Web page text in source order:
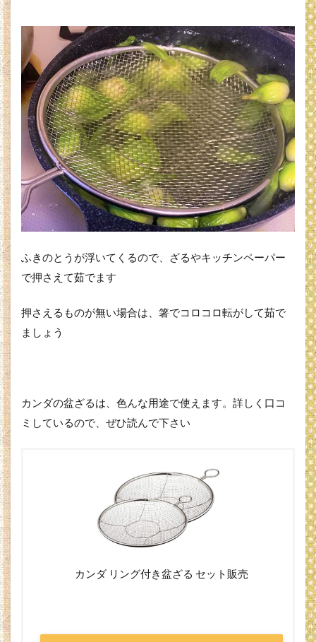
ふきのとうが浮いてくるので、ざるやキッチンペーパー
で押さえて茹でます
押さえるものが無い場合は、箸でコロコロ転がして茹で
ましょう
カンダの盆ざるは、色んな用途で使えます。詳しく口コ
ミしているので、ぜひ読んで下さい
カンダ リング付き盆ざる セット販売